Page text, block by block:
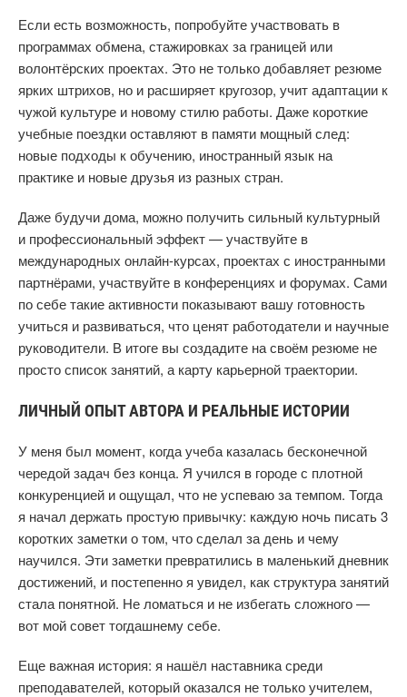
Если есть возможность, попробуйте участвовать в
программах обмена, стажировках за границей или
волонтёрских проектах. Это не только добавляет резюме
ярких штрихов, но и расширяет кругозор, учит адаптации к
чужой культуре и новому стилю работы. Даже короткие
учебные поездки оставляют в памяти мощный след:
новые подходы к обучению, иностранный язык на
практике и новые друзья из разных стран.
Даже будучи дома, можно получить сильный культурный
и профессиональный эффект — участвуйте в
международных онлайн-курсах, проектах с иностранными
партнёрами, участвуйте в конференциях и форумах. Сами
по себе такие активности показывают вашу готовность
учиться и развиваться, что ценят работодатели и научные
руководители. В итоге вы создадите на своём резюме не
просто список занятий, а карту карьерной траектории.
ЛИЧНЫЙ ОПЫТ АВТОРА И РЕАЛЬНЫЕ ИСТОРИИ
У меня был момент, когда учеба казалась бесконечной
чередой задач без конца. Я учился в городе с плотной
конкуренцией и ощущал, что не успеваю за темпом. Тогда
я начал держать простую привычку: каждую ночь писать 3
коротких заметки о том, что сделал за день и чему
научился. Эти заметки превратились в маленький дневник
достижений, и постепенно я увидел, как структура занятий
стала понятной. Не ломаться и не избегать сложного —
вот мой совет тогдашнему себе.
Еще важная история: я нашёл наставника среди
преподавателей, который оказался не только учителем,